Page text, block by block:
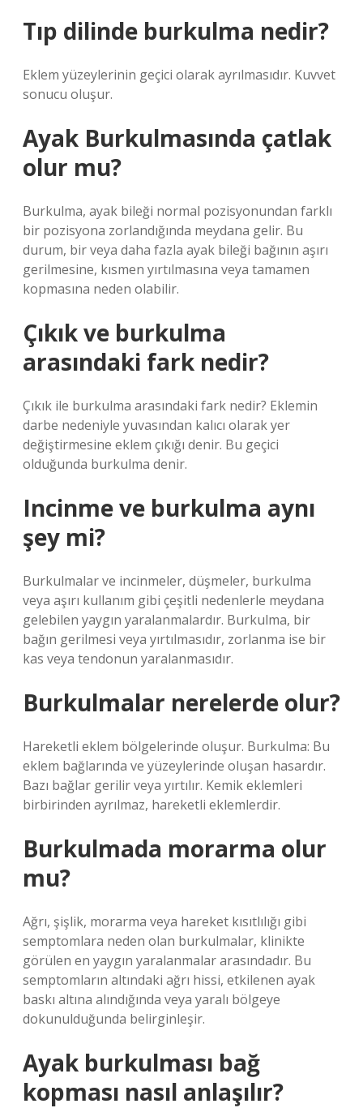
Tıp dilinde burkulma nedir?
Eklem yüzeylerinin geçici olarak ayrılmasıdır. Kuvvet
sonucu oluşur.
Ayak Burkulmasında çatlak
olur mu?
Burkulma, ayak bileği normal pozisyonundan farklı
bir pozisyona zorlandığında meydana gelir. Bu
durum, bir veya daha fazla ayak bileği bağının aşırı
gerilmesine, kısmen yırtılmasına veya tamamen
kopmasına neden olabilir.
Çıkık ve burkulma
arasındaki fark nedir?
Çıkık ile burkulma arasındaki fark nedir? Eklemin
darbe nedeniyle yuvasından kalıcı olarak yer
değiştirmesine eklem çıkığı denir. Bu geçici
olduğunda burkulma denir.
Incinme ve burkulma aynı
şey mi?
Burkulmalar ve incinmeler, düşmeler, burkulma
veya aşırı kullanım gibi çeşitli nedenlerle meydana
gelebilen yaygın yaralanmalardır. Burkulma, bir
bağın gerilmesi veya yırtılmasıdır, zorlanma ise bir
kas veya tendonun yaralanmasıdır.
Burkulmalar nerelerde olur?
Hareketli eklem bölgelerinde oluşur. Burkulma: Bu
eklem bağlarında ve yüzeylerinde oluşan hasardır.
Bazı bağlar gerilir veya yırtılır. Kemik eklemleri
birbirinden ayrılmaz, hareketli eklemlerdir.
Burkulmada morarma olur
mu?
Ağrı, şişlik, morarma veya hareket kısıtlılığı gibi
semptomlara neden olan burkulmalar, klinikte
görülen en yaygın yaralanmalar arasındadır. Bu
semptomların altındaki ağrı hissi, etkilenen ayak
baskı altına alındığında veya yaralı bölgeye
dokunulduğunda belirginleşir.
Ayak burkulması bağ
kopması nasıl anlaşılır?